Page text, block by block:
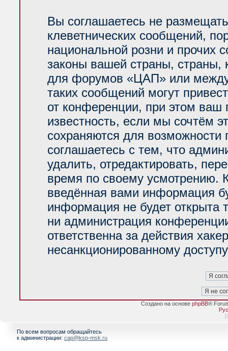
Вы соглашаетесь не
клеветнических сообщений,
национальной розни и прочих
законы вашей страны, страны,
для форумов «ЦАП» или
таких сообщений могут
от конференции, при этом ваш
известность, если мы сочтём
сохраняются для возможности
соглашаетесь с тем, что
удалить, отредактировать,
время по своему усмотрению.
введённая вами информация
информация не будет открыта
ни администрация
ответственна за действия
несанкционированному
Создано на основе phpBB®
[
По всем вопросам обращайтесь
к администрации: cap@ksp-msk.ru